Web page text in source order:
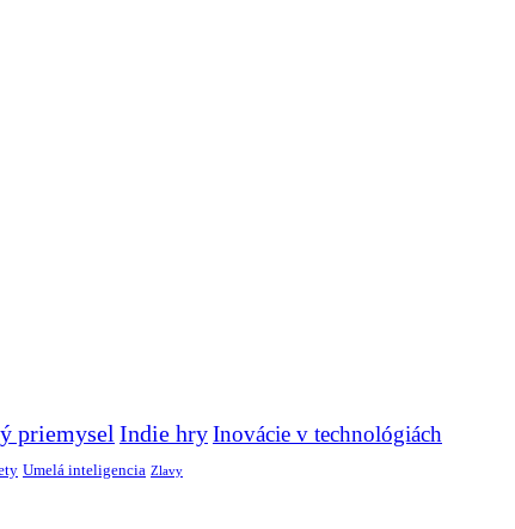
priemysel Indie hryInovácie v technológiách
Umelá inteligencia Zlavy